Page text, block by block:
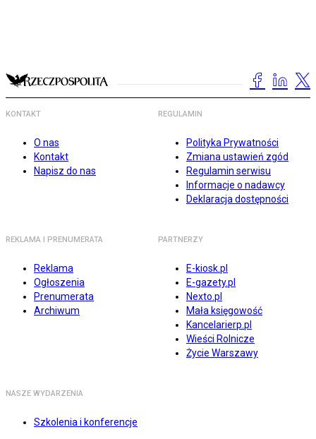
KONTAKT
O nas
Kontakt
Napisz do nas
REGULAMIN
Polityka Prywatności
Zmiana ustawień zgód
Regulamin serwisu
Informacje o nadawcy
Deklaracja dostępności
REKLAMA I PRENUMERATA
Reklama
Ogłoszenia
Prenumerata
Archiwum
PARTNERZY
E-kiosk.pl
E-gazety.pl
Nexto.pl
Mała księgowość
Kancelarierp.pl
Wieści Rolnicze
Życie Warszawy
NASZE WYDARZENIA
Szkolenia i konferencje